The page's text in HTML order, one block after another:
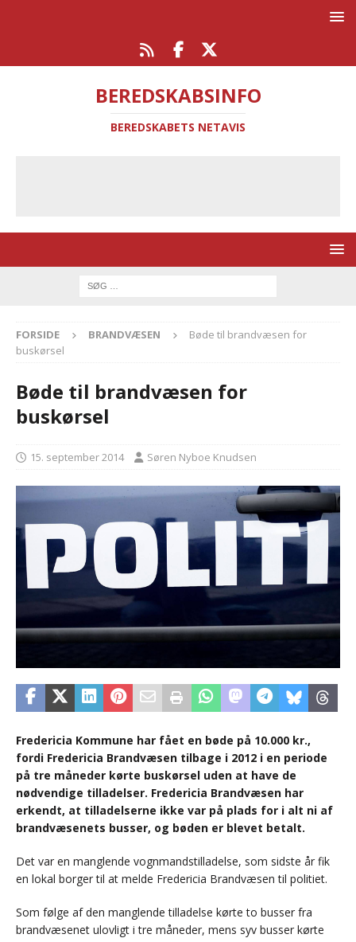
BEREDSKABSINFO
BEREDSKABETS NETAVIS
FORSIDE BRANDVÆSEN
Bøde til brandvæsen for
buskørsel
Bøde til brandvæsen for
buskørsel
15. september 2014 Søren Nyboe Knudsen
Fredericia Kommune har fået en bøde på 10.000 kr.,
fordi Fredericia Brandvæsen tilbage i 2012 i en periode
på tre måneder kørte buskørsel uden at have de
nødvendige tilladelser. Fredericia Brandvæsen har
erkendt, at tilladelserne ikke var på plads for i alt ni af
brandvæsenets busser, og bøden er blevet betalt.
Det var en manglende vognmandstilladelse, som sidste år fik
en lokal borger til at melde Fredericia Brandvæsen til politiet.
Som følge af den manglende tilladelse kørte to busser fra
brandvæsenet ulovligt i tre måneder, mens syv busser kørte